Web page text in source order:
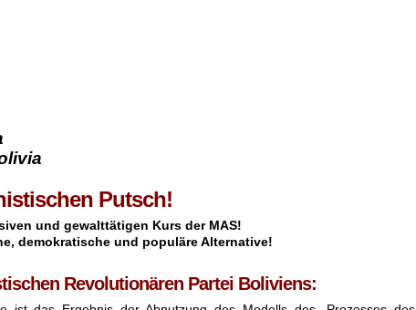
Putsch!
und gewalttätigen Kurs der MAS!
demokratische und populäre Alternative!
Revolutionären Partei Boliviens: